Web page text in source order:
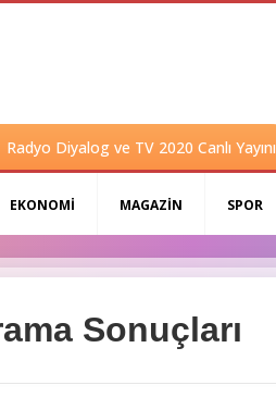
Radyo Diyalog ve TV 2020 Canlı Yayını
EKONOMİ MAGAZİN SPOR
Sonuçları